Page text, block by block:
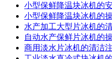
小型保鲜降温块冰机的
小型保鲜降温块冰机的
水产加工大型片冰机的
自动水产保鲜片冰机的
商用淡水片冰机的清洁